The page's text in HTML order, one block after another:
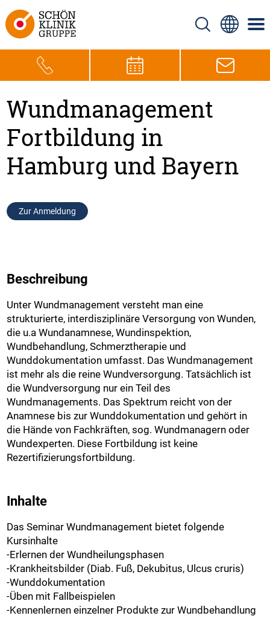
Wundmanagement
Fortbildung in
Hamburg und Bayern
Zur Anmeldung
Beschreibung
Unter Wundmanagement versteht man eine
strukturierte, interdisziplinäre Versorgung von Wunden,
die u.a Wundanamnese, Wundinspektion,
Wundbehandlung, Schmerztherapie und
Wunddokumentation umfasst. Das Wundmanagement
ist mehr als die reine Wundversorgung. Tatsächlich ist
die Wundversorgung nur ein Teil des
Wundmanagements. Das Spektrum reicht von der
Anamnese bis zur Wunddokumentation und gehört in
die Hände von Fachkräften, sog. Wundmanagern oder
Wundexperten. Diese Fortbildung ist keine
Rezertifizierungsfortbildung.
Inhalte
Das Seminar Wundmanagement bietet folgende
Kursinhalte
-Erlernen der Wundheilungsphasen
-Krankheitsbilder (Diab. Fuß, Dekubitus, Ulcus cruris)
-Wunddokumentation
-Üben mit Fallbeispielen
-Kennenlernen einzelner Produkte zur Wundbehandlung